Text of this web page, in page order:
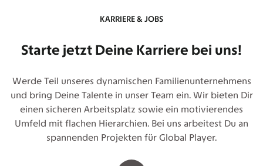
KARRIERE & JOBS
Starte jetzt Deine Karriere bei uns!
Werde Teil unseres dynamischen Familienunternehmens
und bring Deine Talente in unser Team ein. Wir bieten Dir
einen sicheren Arbeitsplatz sowie ein motivierendes
Umfeld mit flachen Hierarchien. Bei uns arbeitest Du an
spannenden Projekten für Global Player.